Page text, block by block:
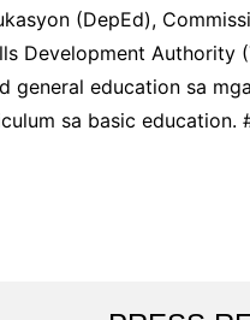
(DepEd),
Development Authority
general education sa
sa basic education.